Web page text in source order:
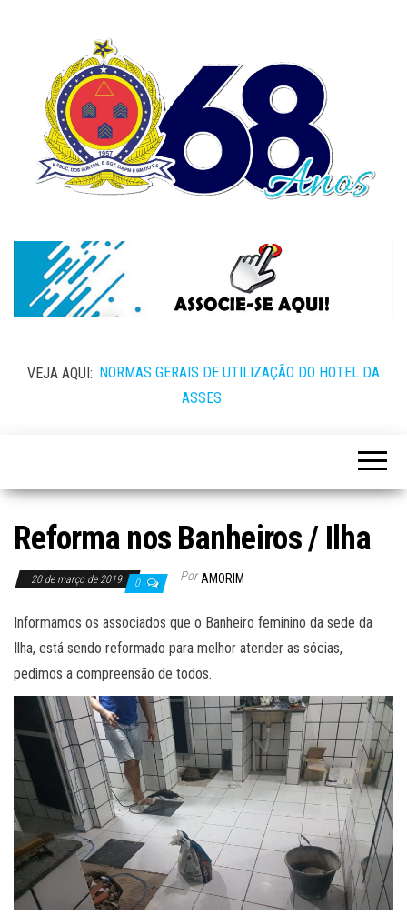
VEJA AQUI: NORMAS GERAIS DE UTILIZAÇÃO DO HOTEL DA
ASSES
Reforma nos Banheiros / Ilha
20 de março de 2019 0 Por AMORIM
Informamos os associados que o Banheiro feminino da sede da
Ilha, está sendo reformado para melhor atender as sócias,
pedimos a compreensão de todos.